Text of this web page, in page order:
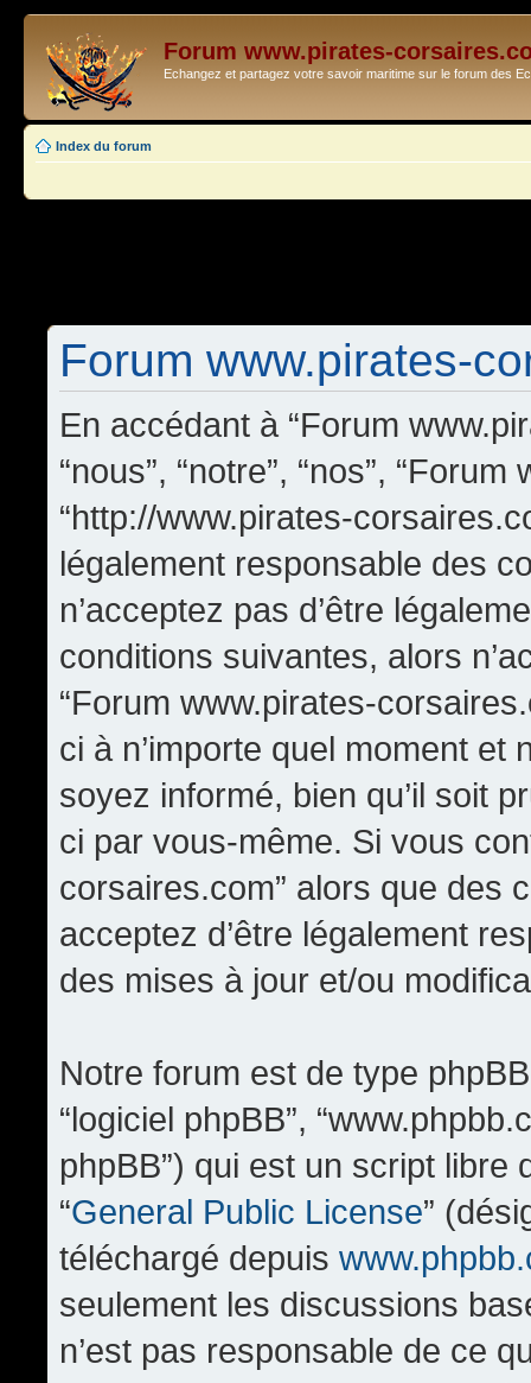
Forum www.pirates-
Echangez et partagez votre savoir maritime sur le forum des
Index du forum
Forum www.pirates-
En accédant à “Forum
“nous”, “notre”, “nos”,
“http://www.pirates-
légalement responsable des
n’acceptez pas d’être
conditions suivantes, alors
“Forum www.pirates-
ci à n’importe quel moment
soyez informé, bien qu’il soit
ci par vous-même. Si vous
corsaires.com” alors que des
acceptez d’être légalement
des mises à jour et/ou
Notre forum est de type phpBB
“logiciel phpBB”,
phpBB”) qui est un script
“General Public License”
téléchargé depuis
seulement les discussions
n’est pas responsable de ce